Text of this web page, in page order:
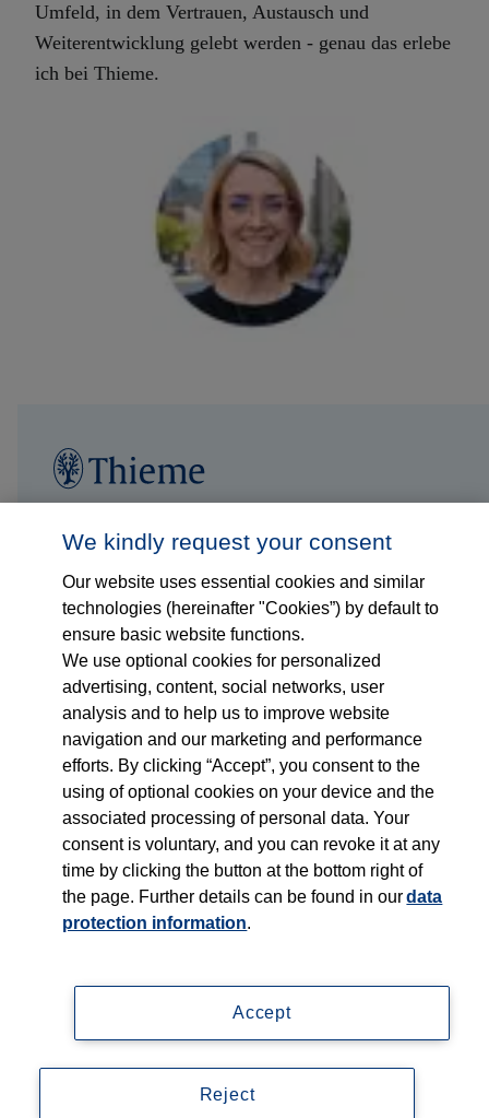
Umfeld, in dem Vertrauen, Austausch und
Weiterentwicklung gelebt werden - genau das erlebe
ich bei Thieme.
Jobs
Insights
International wirksam
Young Talents
Kultur & Werte
Lernen bei Thieme
Folge uns auf...
We kindly request your consent
Our website uses essential cookies and similar
technologies (hereinafter "Cookies”) by default to
ensure basic website functions.
We use optional cookies for personalized
advertising, content, social networks, user
analysis and to help us to improve website
navigation and our marketing and performance
efforts. By clicking “Accept”, you consent to the
using of optional cookies on your device and the
associated processing of personal data. Your
consent is voluntary, and you can revoke it at any
time by clicking the button at the bottom right of
the page. Further details can be found in ourdata
protection information.
Accept
Reject